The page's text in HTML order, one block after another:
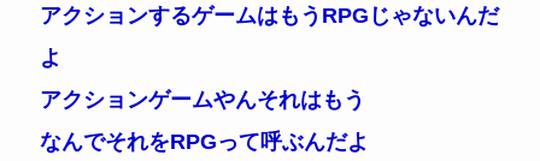
アクションするゲームはもうRPGじゃないんだ
よ
アクションゲームやんそれはもう
なんでそれをRPGって呼ぶんだよ